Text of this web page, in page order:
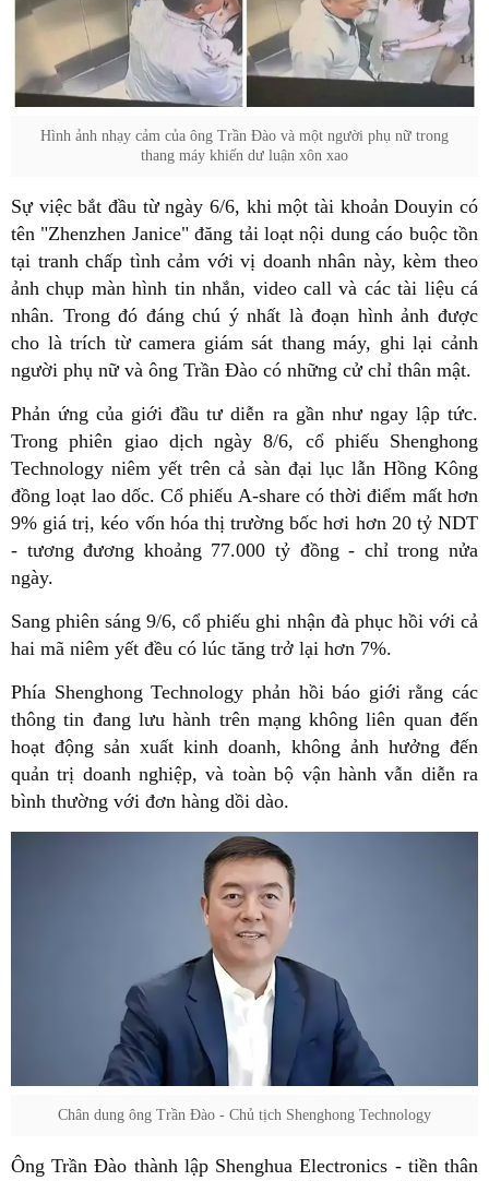
Hình ảnh nhạy cảm của ông Trần Đào và một người phụ nữ trong
thang máy khiến dư luận xôn xao
Sự việc bắt đầu từ ngày 6/6, khi một tài khoản Douyin có
tên "Zhenzhen Janice" đăng tải loạt nội dung cáo buộc tồn
tại tranh chấp tình cảm với vị doanh nhân này, kèm theo
ảnh chụp màn hình tin nhắn, video call và các tài liệu cá
nhân. Trong đó đáng chú ý nhất là đoạn hình ảnh được
cho là trích từ camera giám sát thang máy, ghi lại cảnh
người phụ nữ và ông Trần Đào có những cử chỉ thân mật.
Phản ứng của giới đầu tư diễn ra gần như ngay lập tức.
Trong phiên giao dịch ngày 8/6, cổ phiếu Shenghong
Technology niêm yết trên cả sàn đại lục lẫn Hồng Kông
đồng loạt lao dốc. Cổ phiếu A-share có thời điểm mất hơn
9% giá trị, kéo vốn hóa thị trường bốc hơi hơn 20 tỷ NDT
- tương đương khoảng 77.000 tỷ đồng - chỉ trong nửa
ngày.
Sang phiên sáng 9/6, cổ phiếu ghi nhận đà phục hồi với cả
hai mã niêm yết đều có lúc tăng trở lại hơn 7%.
Phía Shenghong Technology phản hồi báo giới rằng các
thông tin đang lưu hành trên mạng không liên quan đến
hoạt động sản xuất kinh doanh, không ảnh hưởng đến
quản trị doanh nghiệp, và toàn bộ vận hành vẫn diễn ra
bình thường với đơn hàng dồi dào.
Chân dung ông Trần Đào - Chủ tịch Shenghong Technology
Ông Trần Đào thành lập Shenghua Electronics - tiền thân